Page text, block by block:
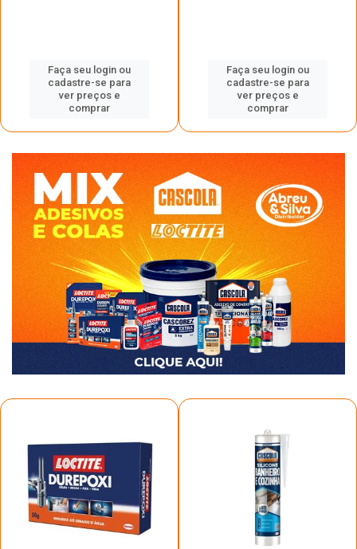
Faça seu login ou
cadastre-se para
ver preços e
comprar
Faça seu login ou
cadastre-se para
ver preços e
comprar